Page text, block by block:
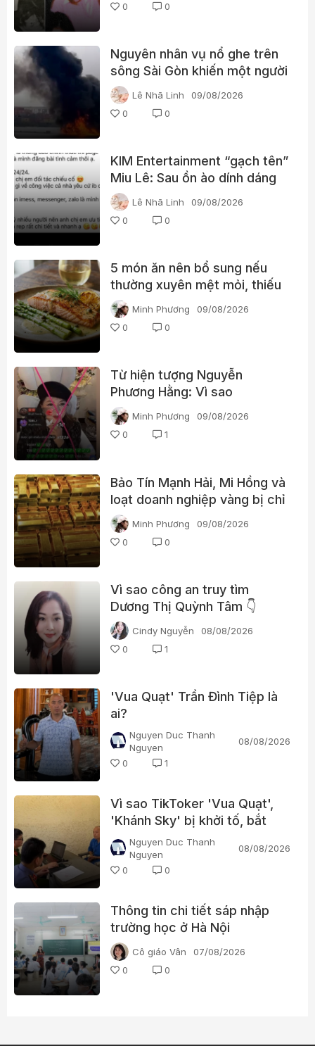
0 0
Nguyên nhân vụ nổ ghe trên
sông Sài Gòn khiến một người
phụ nữ tử vong
Lê Nhã Linh
09/08/2026
0
0
KIM Entertainment “gạch tên”
Miu Lê: Sau ồn ào dính dáng
ma túy, vị trí của nữ ca sĩ
thay đổi thế nào?
Lê Nhã Linh
09/08/2026
0
0
5 món ăn nên bổ sung nếu
thường xuyên mệt mỏi, thiếu
năng lượng
Minh Phương
09/08/2026
0
0
Từ hiện tượng Nguyễn
Phương Hằng: Vì sao
livestream càng gây tranh cãi
càng dễ “bùng nổ”?
Minh Phương
09/08/2026
0
1
Bảo Tín Mạnh Hải, Mi Hồng và
loạt doanh nghiệp vàng bị chỉ
ra nhiều vi phạm
Minh Phương
09/08/2026
0
0
Vì sao công an truy tìm
Dương Thị Quỳnh Tâm 👇
Cindy Nguyễn
08/08/2026
0
1
'Vua Quạt' Trần Đình Tiệp là
ai?
Nguyen Duc Thanh
Nguyen
08/08/2026
0
1
Vì sao TikToker 'Vua Quạt',
'Khánh Sky' bị khởi tố, bắt
tạm giam?
Nguyen Duc Thanh
Nguyen
08/08/2026
0
0
Thông tin chi tiết sáp nhập
trường học ở Hà Nội
Cô giáo Vân
07/08/2026
0
0